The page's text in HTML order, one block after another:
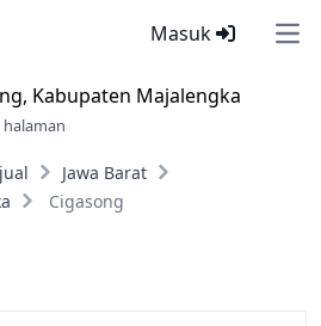
Masuk
Kabupaten Majalengka
Jawa Barat
Cigasong